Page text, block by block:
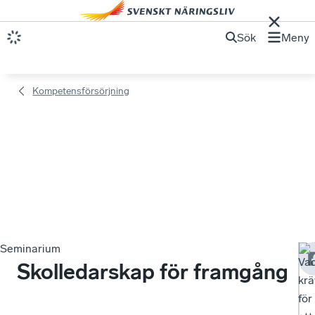
Sök Meny
Kompetensförsörjning
Seminarium
Skolledarskap för framgång
för